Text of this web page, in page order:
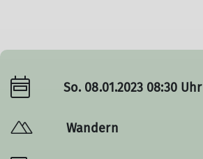
So. 08.01.2023 08:30 Uhr
Wandern